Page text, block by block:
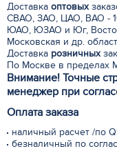
Доставка оптовых
СВАО, ЗАО, ЦАО, ВАО -
ЮАО, ЮЗАО и Юг,
Московская и др.
Доставка розничных
По Москве в пределах
Внимание! Точные
менеджер при
Оплата заказа
наличный расчет /по
безналичный по